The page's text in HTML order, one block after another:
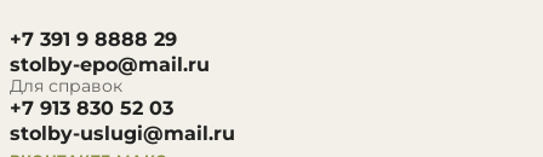
+7 391 9 8888 29
stolby-epo@mail.ru
Для справок
+7 913 830 52 03
stolby-uslugi@mail.ru